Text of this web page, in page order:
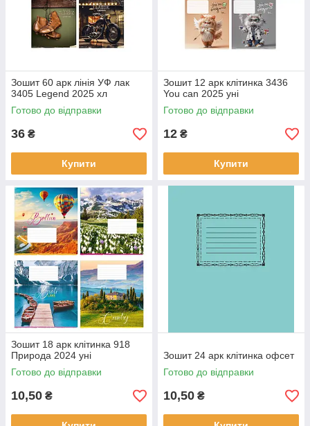
Зошит 60 арк лінія УФ лак
3405 Legend 2025 хл
Готово до відправки
36 ₴
Купити
Зошит 12 арк клітинка 3436
You can 2025 уні
Готово до відправки
12 ₴
Купити
Зошит 18 арк клітинка 918
Природа 2024 уні
Готово до відправки
10,50 ₴
Зошит 24 арк клітинка офсет
Готово до відправки
10,50 ₴